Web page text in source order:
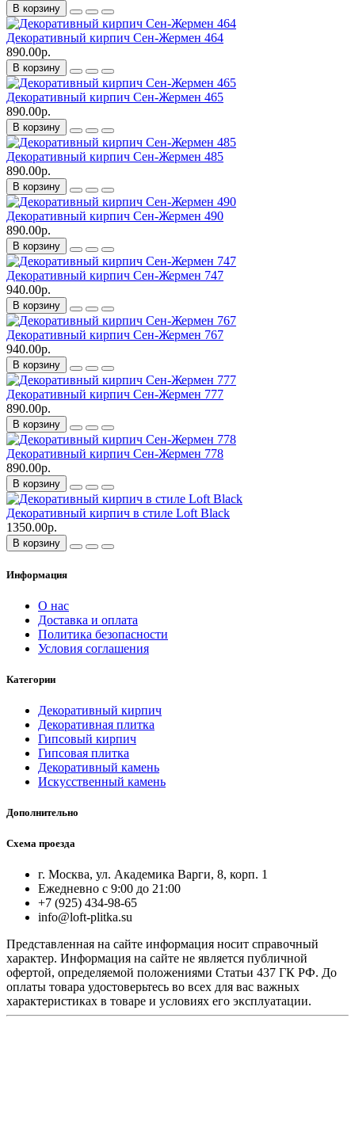
В корзину
Декоративный кирпич Сен-Жермен 464
890.00р.
В корзину
Декоративный кирпич Сен-Жермен 465
890.00р.
В корзину
Декоративный кирпич Сен-Жермен 485
890.00р.
В корзину
Декоративный кирпич Сен-Жермен 490
890.00р.
В корзину
Декоративный кирпич Сен-Жермен 747
940.00р.
В корзину
Декоративный кирпич Сен-Жермен 767
940.00р.
В корзину
Декоративный кирпич Сен-Жермен 777
890.00р.
В корзину
Декоративный кирпич Сен-Жермен 778
890.00р.
В корзину
Декоративный кирпич в стиле Loft Black
1350.00р.
В корзину
Информация
О нас
Доставка и оплата
Политика безопасности
Условия соглашения
Категории
Декоративный кирпич
Декоративная плитка
Гипсовый кирпич
Гипсовая плитка
Декоративный камень
Искусственный камень
Дополнительно
Схема проезда
г. Москва, ул. Академика Варги, 8, корп. 1
Ежедневно с 9:00 до 21:00
+7 (925) 434-98-65
info@loft-plitka.su
Представленная на сайте информация носит справочный
характер. Информация на сайте не является публичной
офертой, определяемой положениями Статьи 437 ГК РФ. До
оплаты товара удостоверьтесь во всех для вас важных
характеристиках в товаре и условиях его эксплуатации.